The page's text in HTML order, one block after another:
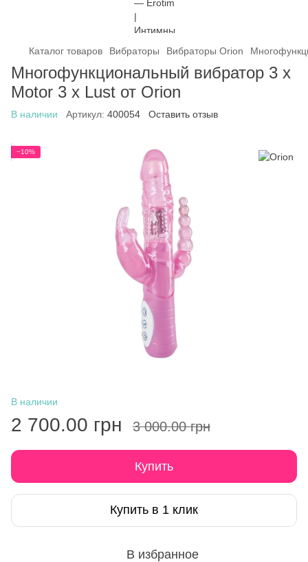
Каталог товаров Вибраторы Вибраторы Orion
Многофункциональный вибратор 3 x
Motor 3 x Lust от Orion
В наличии Артикул: 400054 Оставить отзыв
−10%
В наличии
2 700.00 грн 3 000.00 грн
Купить
Купить в 1 клик
В избранное